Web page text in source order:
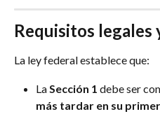
Requisitos legales
La ley federal establece que:
La Sección 1 debe ser
más tardar en su